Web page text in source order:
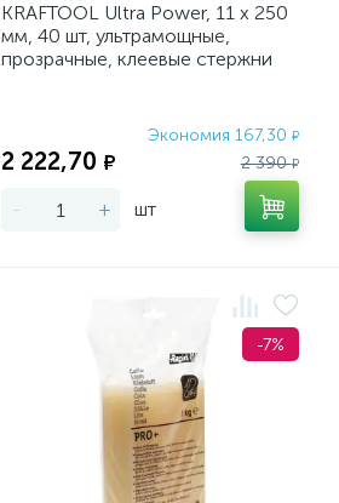
KRAFTOOL Ultra Power, 11 х 250
мм, 40 шт, ультрамощные,
прозрачные, клеевые стержни
Экономия 167,30 ₽
2 222,70 ₽ 2 390₽
- + шт
-7%